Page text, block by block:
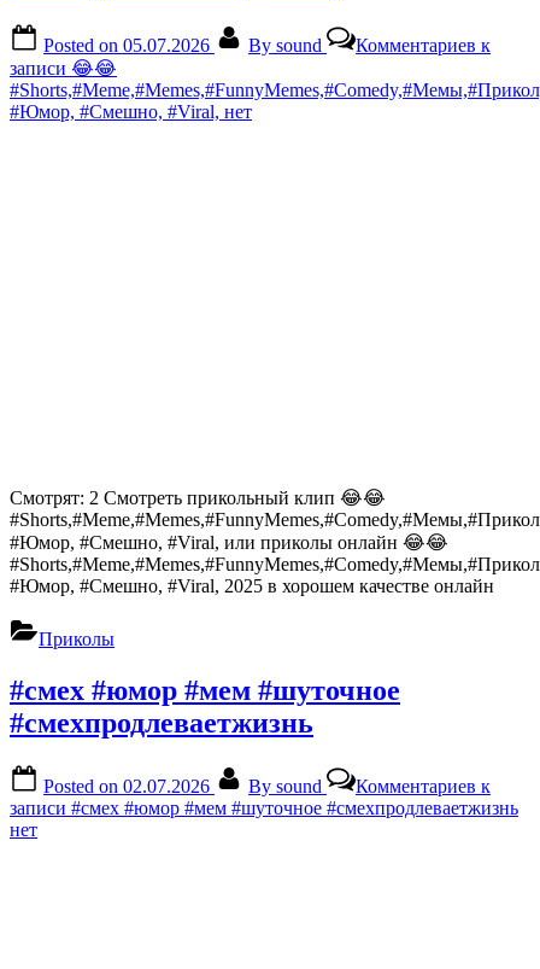
Posted on 05.07.2026 By sound Комментариев к
записи 😂😂
#Юмор, #Смешно, #Viral, нет
Смотрят: 2 Смотреть прикольный клип 😂😂
#Юмор, #Смешно, #Viral, или приколы онлайн 😂😂
#Юмор, #Смешно, #Viral, 2025 в хорошем качестве онлайн
Приколы
#смех #юмор #мем #шуточное
#смехпродлеваетжизнь
Posted on 02.07.2026 By sound Комментариев к
записи #смех #юмор #мем #шуточное #смехпродлеваетжизнь
нет